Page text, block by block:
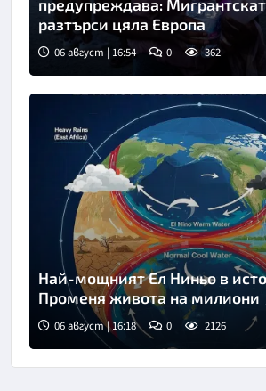
Снимка: БТА
предупреждава:
разтърси цяла Европа
06 август | 16:54 0 362
Най-мощният Ел Ниньо в
Променя живота на милиони
06 август | 16:18 0 2126